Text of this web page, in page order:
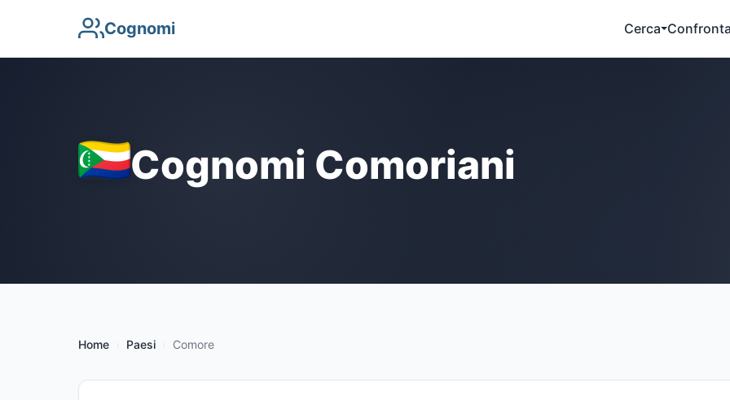
Cognomi Cerca
Cognomi Comoriani
Home Paesi Comore